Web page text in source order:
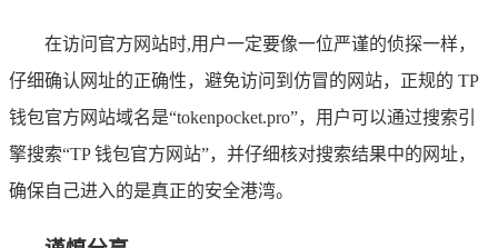
在访问官方网站时,用户一定要像一位严谨的侦探一样，
仔细确认网址的正确性，避免访问到仿冒的网站，正规的 TP
钱包官方网站域名是“tokenpocket.pro”，用户可以通过搜索引
擎搜索“TP 钱包官方网站”，并仔细核对搜索结果中的网址，
确保自己进入的是真正的安全港湾。